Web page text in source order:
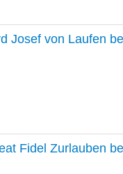
Josef von Laufen
Fidel Zurlauben